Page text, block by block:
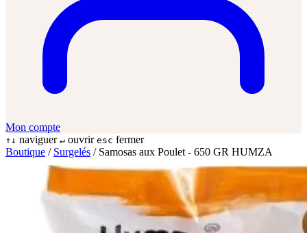
Mon compte
↑↓ naviguer ↵ ouvrir esc fermer
Boutique / Surgelés / Samosas aux Poulet - 650 GR HUMZA